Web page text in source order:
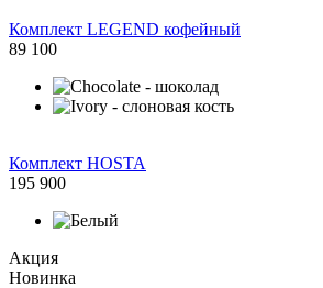
Комплект LEGEND кофейный
89 100
Комплект HOSTA
195 900
Акция
Новинка